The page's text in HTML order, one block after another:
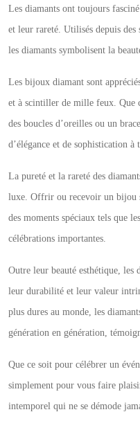
Les diamants ont toujours
et leur rareté. Utilisés depuis
les diamants symbolisent la
Les bijoux diamant sont
et à scintiller de mille feux. Que
des boucles d’oreilles ou un
d’élégance et de sophistication à
La pureté et la rareté des
luxe. Offrir ou recevoir un bijou
des moments spéciaux tels que
célébrations importantes.
Outre leur beauté esthétique, les
leur durabilité et leur valeur
plus dures au monde, les
génération en génération,
Que ce soit pour célébrer un
simplement pour vous faire
intemporel qui ne se démode